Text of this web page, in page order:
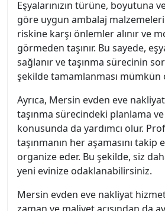
Eşyalarınızın türüne, boyutuna
göre uygun ambalaj malzemeleri
riskine karşı önlemler alınır ve
görmeden taşınır. Bu sayede,
sağlanır ve taşınma sürecinin
şekilde tamamlanması mümkün
Ayrıca, Mersin evden eve
taşınma sürecindeki planlama
konusunda da yardımcı olur.
taşınmanın her aşamasını takip
organize eder. Bu şekilde, siz
yeni evinize odaklanabilirsiniz.
Mersin evden eve nakliyat